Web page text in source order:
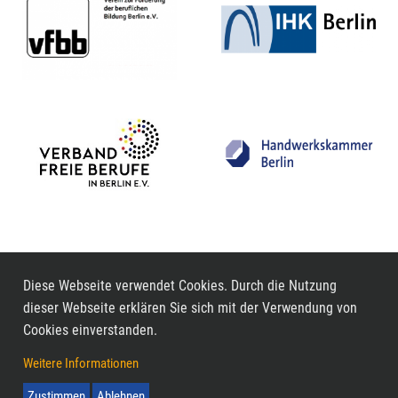
Diese Webseite verwendet Cookies. Durch die Nutzung
dieser Webseite erklären Sie sich mit der Verwendung von
Cookies einverstanden.
Weitere Informationen